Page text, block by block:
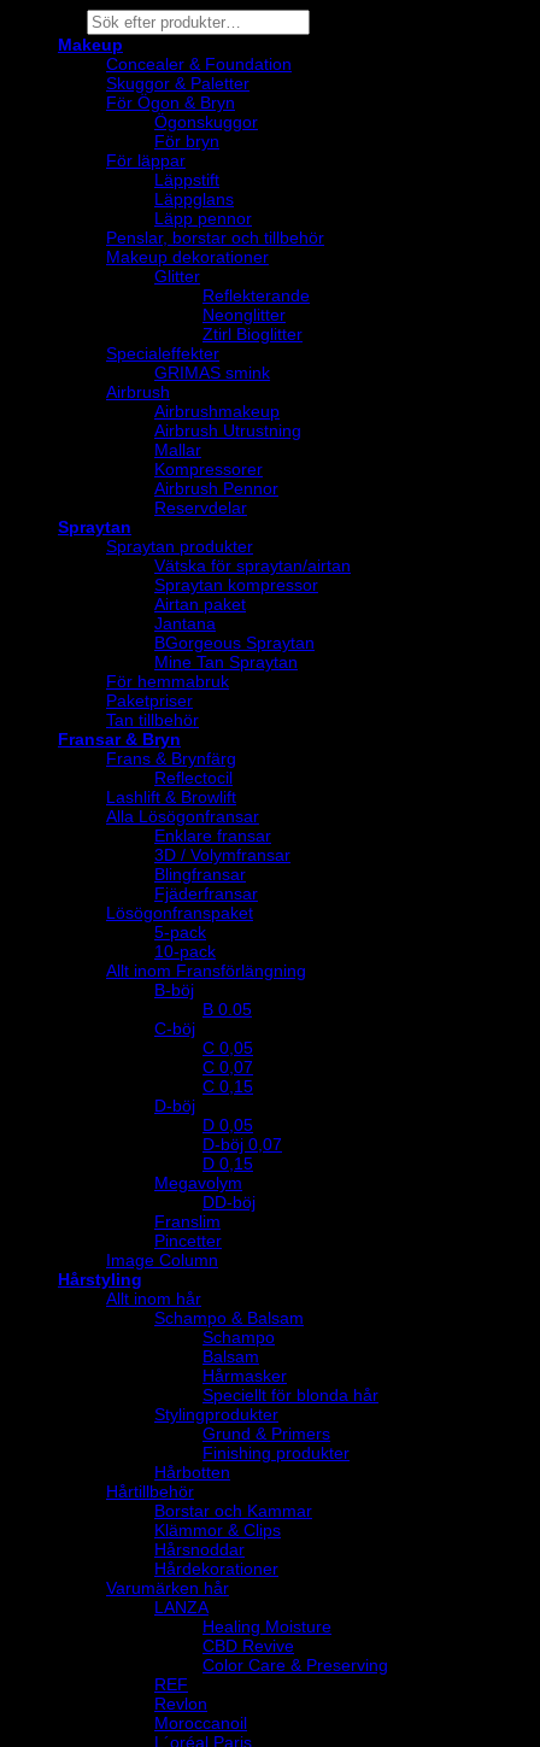
Products
search
Makeup
Concealer & Foundation
Skuggor & Paletter
För Ögon & Bryn
Ögonskuggor
För bryn
För läppar
Läppstift
Läppglans
Läpp pennor
Penslar, borstar och tillbehör
Makeup dekorationer
Glitter
Reflekterande
Neonglitter
Ztirl Bioglitter
Specialeffekter
GRIMAS smink
Airbrush
Airbrushmakeup
Airbrush Utrustning
Mallar
Kompressorer
Airbrush Pennor
Reservdelar
Spraytan
Spraytan produkter
Vätska för spraytan/airtan
Spraytan kompressor
Airtan paket
Jantana
BGorgeous Spraytan
Mine Tan Spraytan
För hemmabruk
Paketpriser
Tan tillbehör
Fransar & Bryn
Frans & Brynfärg
Reflectocil
Lashlift & Browlift
Alla Lösögonfransar
Enklare fransar
3D / Volymfransar
Blingfransar
Fjäderfransar
Lösögonfranspaket
5-pack
10-pack
Allt inom Fransförlängning
B-böj
B 0.05
C-böj
C 0,05
C 0,07
C 0,15
D-böj
D 0,05
D-böj 0,07
D 0,15
Megavolym
DD-böj
Franslim
Pincetter
Image Column
Hårstyling
Allt inom hår
Schampo & Balsam
Schampo
Balsam
Hårmasker
Speciellt för blonda hår
Stylingprodukter
Grund & Primers
Finishing produkter
Hårbotten
Hårtillbehör
Borstar och Kammar
Klämmor & Clips
Hårsnoddar
Hårdekorationer
Varumärken hår
LANZA
Healing Moisture
CBD Revive
Color Care & Preserving
REF
Revlon
Moroccanoil
L´oréal Paris